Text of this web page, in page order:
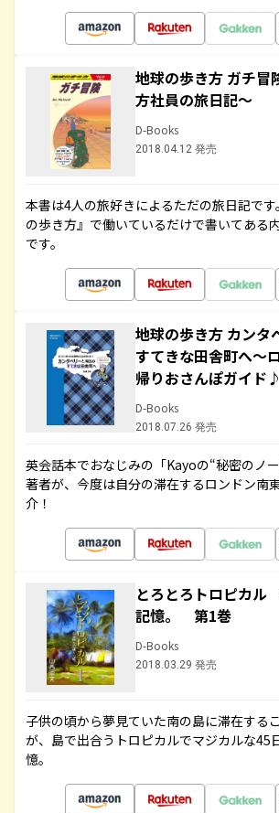
地球の歩き方 ガチ冒
方社員の旅日記～
D-Books
2018.04.12 発売
本書は4人の旅好きによるただの旅日記で
の歩き方』で働いているだけで書いてある
です。
地球の歩き方 カンタ
すてきな田舎町へ～
帰りおさんぽガイド♪
D-Books
2018.07.26 発売
英会話本でおなじみの「Kayoの“秘密のノ
著者が、今度は自分の滞在するロンドン南
介！
とろとろトロピカル
記憶。 第1巻
D-Books
2018.03.29 発売
子供の頃から夢見ていた南の島に滞在する
が、島で出合うトロピカルでマジカルな45
憶。